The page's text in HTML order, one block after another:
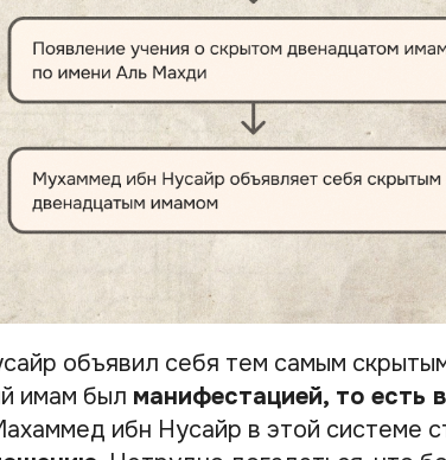
объявил себя тем самым
имам был манифестацией, то есть
ибн Нусайр в этой системе